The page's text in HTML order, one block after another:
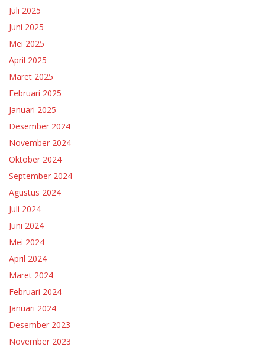
Juli 2025
Juni 2025
Mei 2025
April 2025
Maret 2025
Februari 2025
Januari 2025
Desember 2024
November 2024
Oktober 2024
September 2024
Agustus 2024
Juli 2024
Juni 2024
Mei 2024
April 2024
Maret 2024
Februari 2024
Januari 2024
Desember 2023
November 2023